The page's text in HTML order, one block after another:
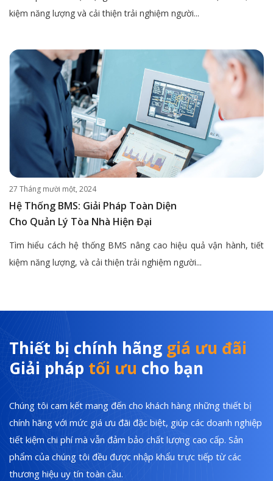
kiệm năng lượng và cải thiện trải nghiệm người...
27 Tháng mười một, 2024
Hệ Thống BMS: Giải Pháp Toàn Diện
Cho Quản Lý Tòa Nhà Hiện Đại
Tìm hiểu cách hệ thống BMS nâng cao hiệu quả vận hành, tiết
kiệm năng lượng, và cải thiện trải nghiệm người...
Thiết bị chính hãng giá ưu đãi
Giải pháp tối ưu cho bạn
Chúng tôi cam kết mang đến cho khách hàng những thiết bị
chính hãng với mức giá ưu đãi đặc biệt, giúp các doanh nghiệp
tiết kiệm chi phí mà vẫn đảm bảo chất lượng cao cấp. Sản
phẩm của chúng tôi đều được nhập khẩu trực tiếp từ các
thương hiệu uy tín toàn cầu.